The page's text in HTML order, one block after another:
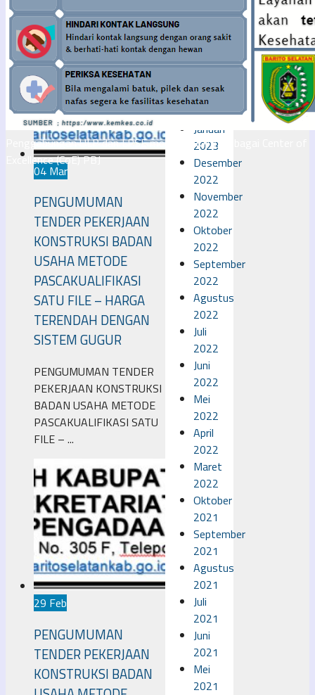
Penggabungan ULP dan LPSE menjadi UKPBJ sebagai Center of
Excellence (CoE) PBJ
2023
2023
Maret
Februari
2023
Januari
2023
Desember
2022
November
2022
Oktober
2022
September
2022
Agustus
2022
Juli
2022
Juni
2022
Mei
2022
April
2022
Maret
2022
Oktober
2021
September
2021
Agustus
2021
Juli
2021
Juni
2021
Mei
2021
04 Mar
PENGUMUMAN
TENDER PEKERJAAN
KONSTRUKSI BADAN
USAHA METODE
PASCAKUALIFIKASI
SATU FILE – HARGA
TERENDAH DENGAN
SISTEM GUGUR
PENGUMUMAN TENDER
PEKERJAAN KONSTRUKSI
BADAN USAHA METODE
PASCAKUALIFIKASI SATU
FILE – ...
29 Feb
PENGUMUMAN
TENDER PEKERJAAN
KONSTRUKSI BADAN